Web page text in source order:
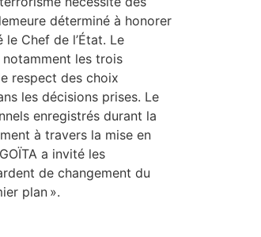
déterminé à honorer
Chef de l’État. Le
notamment les trois
respect des choix
les décisions prises. Le
enregistrés durant la
à travers la mise en
a invité les
de changement du
plan ».